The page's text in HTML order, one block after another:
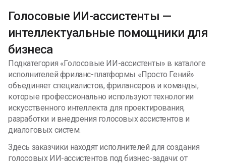
структурировать хаос и превращать идеи в конкретный
договоренности, держу связь на всех этапах и не
пропадаю. Привык брать ответственность за итог и
доводить задачи до завершения. Есть опыт работы с
разными форматами: от быстрых правок и консультаций
до полноценных проектов и запуска MVP. Думаю
системно и по-продуктовому, чтобы решение
действительно работало, а не просто выглядело
сделанным. Если вам важно спокойное и адекватное
взаимодействие и ощущение, что над задачей реально
Голосовые ИИ-ассистенты —
интеллектуальные помощники для
бизнеса
Подкатегория «Голосовые ИИ-ассистенты» в каталоге
исполнителей фриланс-платформы «Просто Гений»
объединяет специалистов, фрилансеров и команды,
которые профессионально используют технологии
искусственного интеллекта для проектирования,
разработки и внедрения голосовых ассистентов и
диалоговых систем.
Здесь заказчики находят исполнителей для создания
голосовых ИИ-ассистентов под бизнес-задачи: от